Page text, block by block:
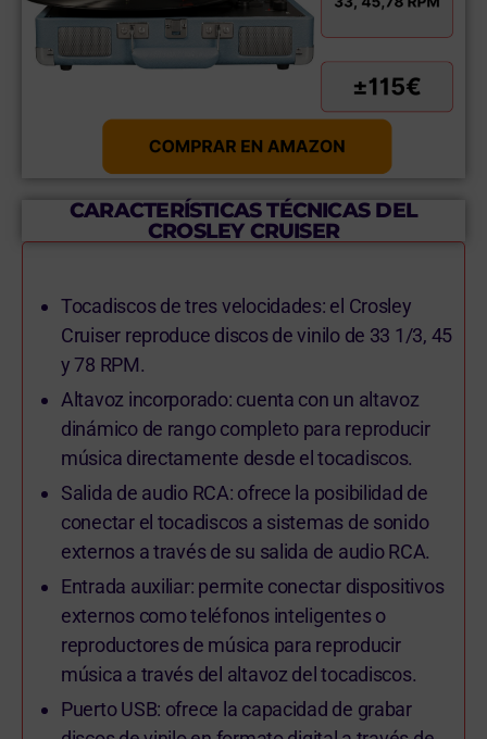
CARACTERÍSTICAS TÉCNICAS DEL
CROSLEY CRUISER
Tocadiscos de tres velocidades: el Crosley
Cruiser reproduce discos de vinilo de 33 1/3, 45
y 78 RPM.
Altavoz incorporado: cuenta con un altavoz
dinámico de rango completo para reproducir
música directamente desde el tocadiscos.
Salida de audio RCA: ofrece la posibilidad de
conectar el tocadiscos a sistemas de sonido
externos a través de su salida de audio RCA.
Entrada auxiliar: permite conectar dispositivos
externos como teléfonos inteligentes o
reproductores de música para reproducir
música a través del altavoz del tocadiscos.
Puerto USB: ofrece la capacidad de grabar